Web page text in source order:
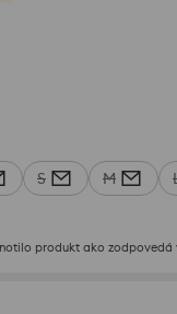
S M
produkt ako zodpovedá